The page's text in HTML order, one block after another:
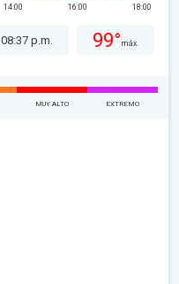
14:00 16:00 18:00
08:37 p.m. 99° máx.
MUY ALTO EXTREMO